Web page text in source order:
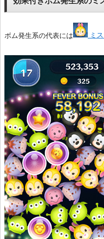
ボム発生系の代表には ミ